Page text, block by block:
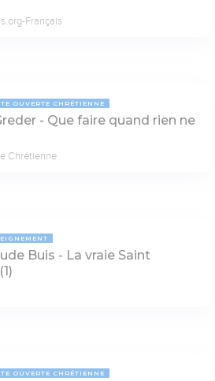
Français
OUVERTE CHRÉTIENNE
- Que faire quand rien ne
Chrétienne
Buis - La vraie Saint
OUVERTE CHRÉTIENNE